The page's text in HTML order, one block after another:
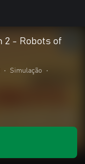
2 - Robots of
• Simulação
•